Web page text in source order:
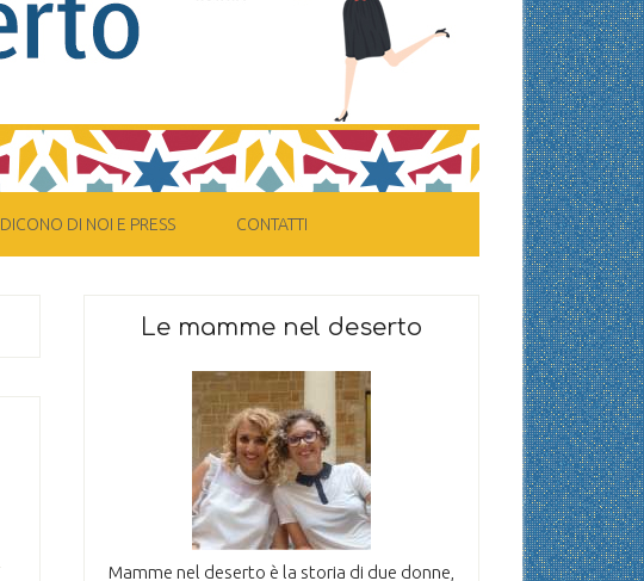
DICONO DI NOI E PRESS CONTATTI
Le mamme nel deserto
Mamme nel deserto è la storia di due donne,